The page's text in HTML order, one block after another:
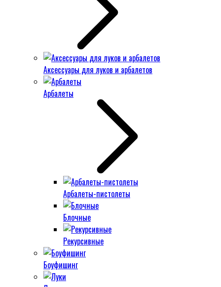
Аксессуары для луков и арбалетов
Арбалеты
Арбалеты-пистолеты
Блочные
Рекурсивные
Боуфишинг